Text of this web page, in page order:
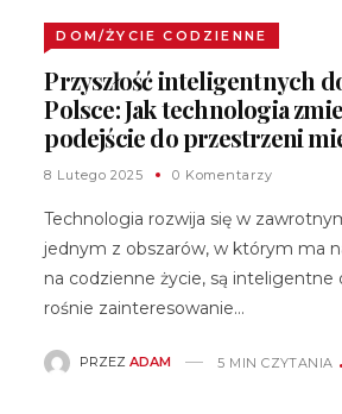
DOM/ŻYCIE CODZIENNE
Przyszłość inteligentnych
Polsce: Jak technologia
podejście do przestrzeni
8 Lutego 2025 0 Komentarzy
Technologia rozwija się w
jednym z obszarów, w którym ma
na codzienne życie, są inteligentne
rośnie zainteresowanie…
PRZEZADAM 5 MIN CZYTANIA